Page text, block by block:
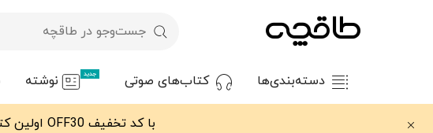
دسته‌بندی‌ها کتاب‌های صوتی جدید نوشته
با کد تخفیف OFF30 اولین کتاب الکترونیکی یا صوتی‌ات را با ۳۰٪ تخفیف از طاقچه دریافت کن.